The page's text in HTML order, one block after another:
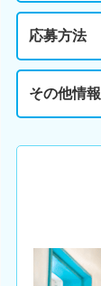
応募方法
その他情報